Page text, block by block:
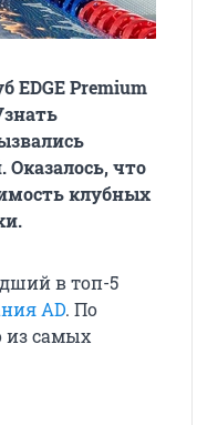
EDGE Premium
что
клубных
в топ-5
AD. По
из самых